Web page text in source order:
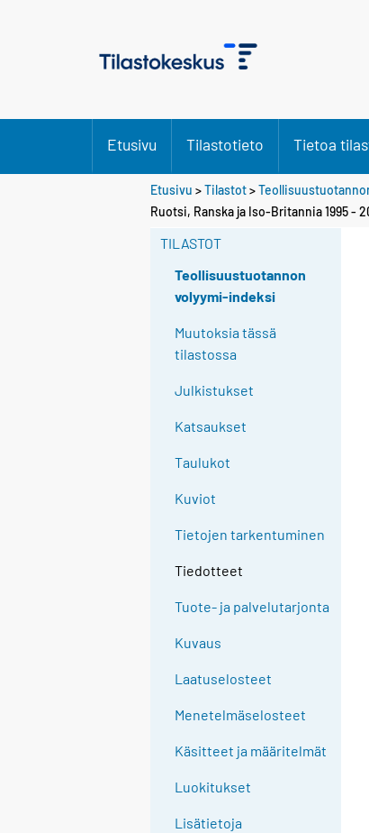
Etusivu Tilastotieto Tietoa
Etusivu >Tilastot>
Ruotsi, Ranska ja Iso-Britannia 1995 -
TILASTOT
Teollisuustuotannon
volyymi-indeksi
Muutoksia tässä
tilastossa
Julkistukset
Katsaukset
Taulukot
Kuviot
Tietojen tarkentuminen
Tiedotteet
Tuote- ja palvelutarjonta
Kuvaus
Laatuselosteet
Menetelmäselosteet
Käsitteet ja määritelmät
Luokitukset
Lisätietoja